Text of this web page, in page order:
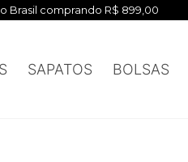
Brasil comprando R$ 899,00
SAPATOS BOLSAS